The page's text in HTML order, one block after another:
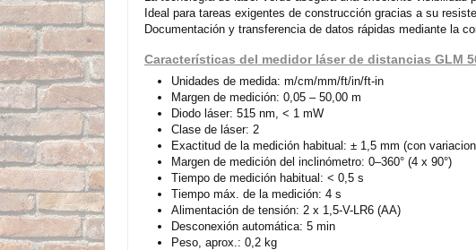
Ideal para tareas exigentes de construcción gracias a su
Documentación y transferencia de datos rápidas mediante la
Características del medidor láser de distancias GLM
Unidades de medida: m/cm/mm/ft/in/ft-in
Margen de medición: 0,05 – 50,00 m
Diodo láser: 515 nm, < 1 mW
Clase de láser: 2
Exactitud de la medición habitual: ± 1,5 mm (con
Margen de medición del inclinómetro: 0–360° (4 x 90°)
Tiempo de medición habitual: < 0,5 s
Tiempo máx. de la medición: 4 s
Alimentación de tensión: 2 x 1,5-V-LR6 (AA)
Desconexión automática: 5 min
Peso, aprox.: 0,2 kg